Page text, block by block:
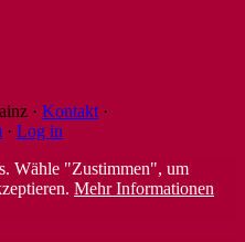
· Kontakt ·
· Log in
Wähle "Zustimmen", um
Mehr Informationen